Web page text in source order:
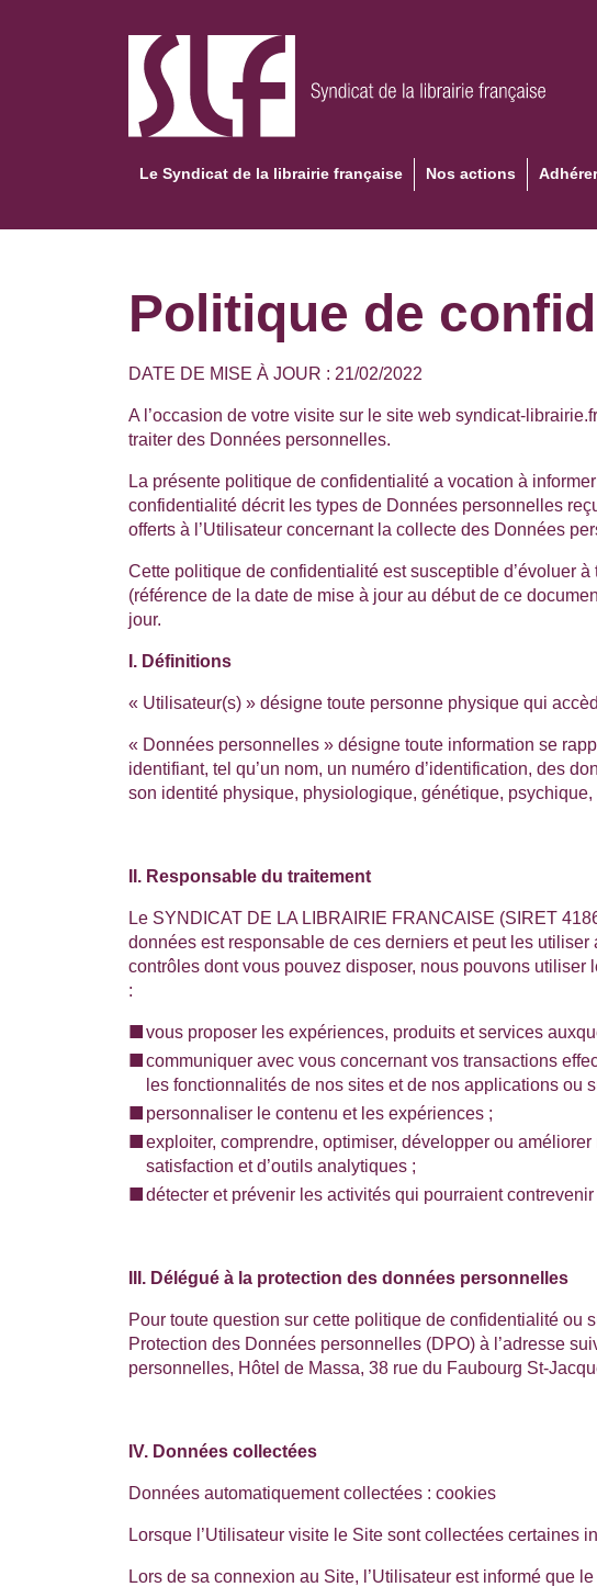
Le Syndicat de la librairie française Nos actions Adhérer
Politique de
DATE DE MISE À JOUR : 21/02/2022
A l’occasion de votre visite sur le site web syndicat-
traiter des Données personnelles.
La présente politique de confidentialité a vocation à
confidentialité décrit les types de Données personnelles
offerts à l’Utilisateur concernant la collecte des Données
Cette politique de confidentialité est susceptible d’évoluer
(référence de la date de mise à jour au début de ce
jour.
I. Définitions
« Utilisateur(s) » désigne toute personne physique qui
« Données personnelles » désigne toute information se
identifiant, tel qu’un nom, un numéro d’identification, des
son identité physique, physiologique, génétique,
II. Responsable du traitement
Le SYNDICAT DE LA LIBRAIRIE FRANCAISE (SIRET
données est responsable de ces derniers et peut les
contrôles dont vous pouvez disposer, nous pouvons
:
vous proposer les expériences, produits et services
communiquer avec vous concernant vos transactions
les fonctionnalités de nos sites et de nos applications ou
personnaliser le contenu et les expériences ;
exploiter, comprendre, optimiser, développer ou
satisfaction et d’outils analytiques ;
détecter et prévenir les activités qui pourraient
III. Délégué à la protection des données personnelles
Pour toute question sur cette politique de confidentialité ou
Protection des Données personnelles (DPO) à l’adresse
personnelles, Hôtel de Massa, 38 rue du Faubourg St-
IV. Données collectées
Données automatiquement collectées : cookies
Lorsque l’Utilisateur visite le Site sont collectées certaines
Lors de sa connexion au Site, l’Utilisateur est informé que